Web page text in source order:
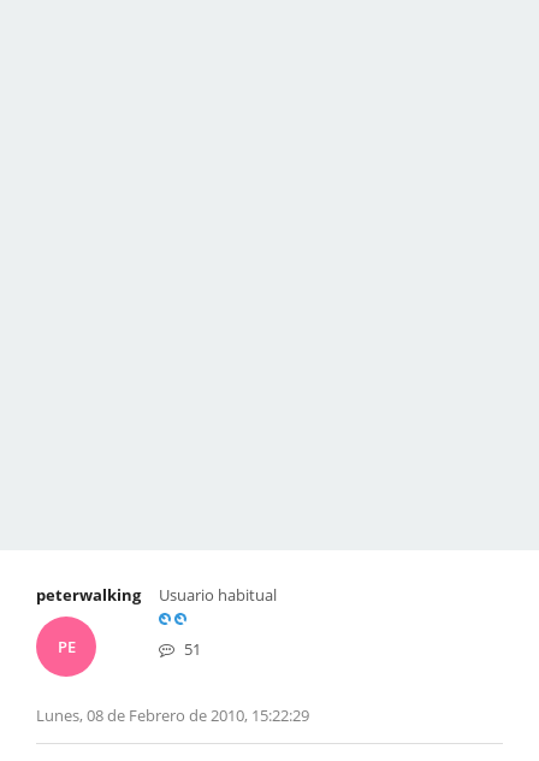
peterwalking
PE
Usuario habitual
51
Lunes, 08 de Febrero de 2010, 15:22:29